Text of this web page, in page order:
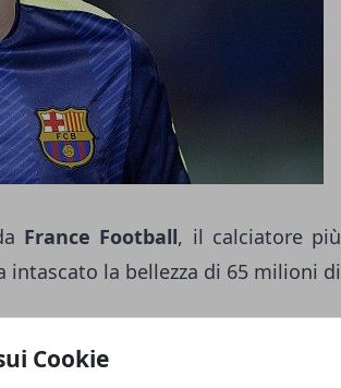
Cookie
France Football, il calciatore più
intascato la bellezza di 65 milioni di
il vincitore del Pallone d'Oro